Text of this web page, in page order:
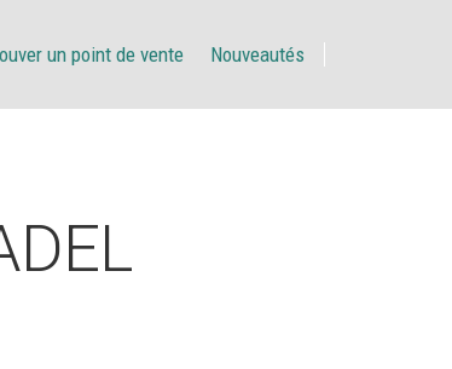
un point de vente Nouveautés